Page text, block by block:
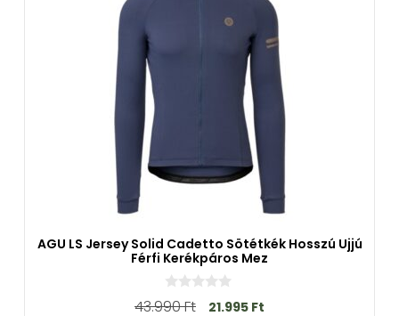
AGU LS Jersey Solid Cadetto Sötétkék Hosszú Ujjú
Férfi Kerékpáros Mez
0
a
43.990Ft 21.995 Ft